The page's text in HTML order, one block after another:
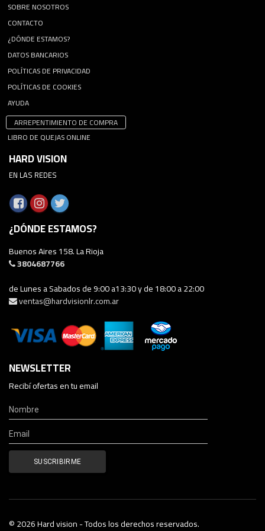
SOBRE NOSOTROS
CONTACTO
¿DÓNDE ESTAMOS?
DATOS BANCARIOS
POLÍTICAS DE PRIVACIDAD
POLÍTICAS DE COOKIES
AYUDA
ARREPENTIMIENTO DE COMPRA
LIBRO DE QUEJAS ONLINE
HARD VISION
EN LAS REDES
¿DÓNDE ESTAMOS?
Buenos Aires 158. La Rioja
3804687766
de Lunes a Sabados de 9:00 a13:30 y de 18:00 a 22:00
ventas@hardvisionlr.com.ar
NEWSLETTER
Recibí ofertas en tu email
© 2026 Hard vision - Todos los derechos reservados.